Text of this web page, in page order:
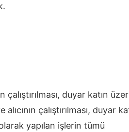
çalıştırılması, duyar katın
çalıştırılması,
olarak yapılan işlerin tümü